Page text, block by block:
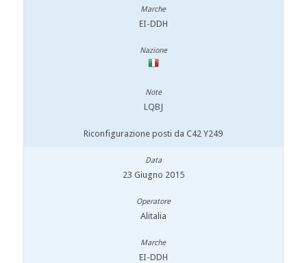
EI-DDH
LQBJ
Riconfigurazione posti da C42 Y249
23 Giugno 2015
Alitalia
EI-DDH